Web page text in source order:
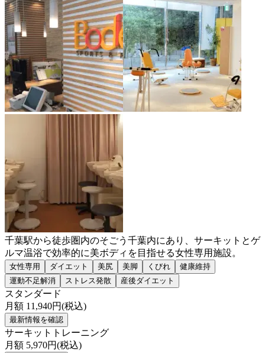
千葉駅から徒歩圏内のそごう千葉内にあり、サーキットとゲ
ルマ温浴で効率的に美ボディを目指せる女性専用施設。
女性専用 ダイエット 美尻 美脚 くびれ
健康維持
運動不足解消
ストレス発散 産後ダイエット
スタンダード
月額 11,940円(税込)
最新情報を確認
サーキットトレーニング
月額 5,970円(税込)